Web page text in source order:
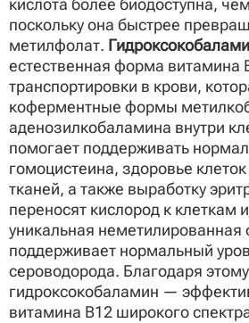
кислота более биодоступна,
поскольку она быстрее
метилфолат.
естественная форма витамина
транспортировки в крови,
коферментные формы
аденозилкобаламина внутри
помогает поддерживать
гомоцистеина, здоровье
тканей, а также выработку
переносят кислород к клеткам
уникальная
поддерживает нормальный
сероводорода. Благодаря этому
гидроксокобаламин —
витамина B12 широкого